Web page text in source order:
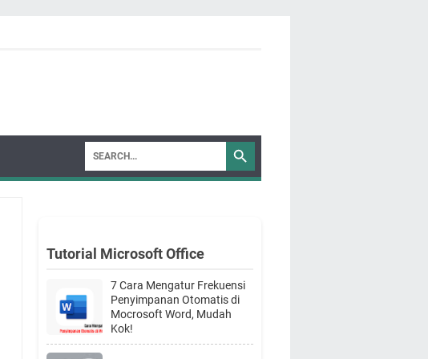
Tutorial Microsoft Office
7 Cara Mengatur Frekuensi
Penyimpanan Otomatis di
Mocrosoft Word, Mudah
Kok!